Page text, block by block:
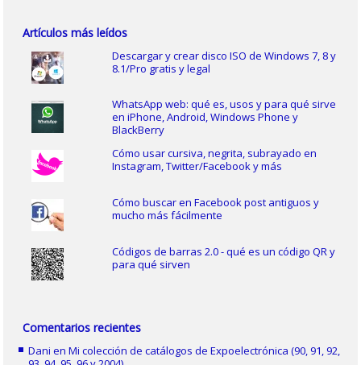
Artículos más leídos
Descargar y crear disco ISO de Windows 7, 8 y
8.1/Pro gratis y legal
WhatsApp web: qué es, usos y para qué sirve
en iPhone, Android, Windows Phone y
BlackBerry
Cómo usar cursiva, negrita, subrayado en
Instagram, Twitter/Facebook y más
Cómo buscar en Facebook post antiguos y
mucho más fácilmente
Códigos de barras 2.0 - qué es un código QR y
para qué sirven
Comentarios recientes
Dani enMi colección de catálogos de Expoelectrónica (90, 91, 92,